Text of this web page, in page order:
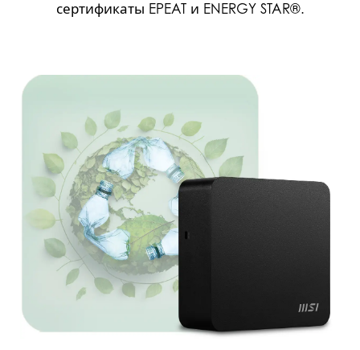
сертификаты EPEAT и ENERGY STAR®.